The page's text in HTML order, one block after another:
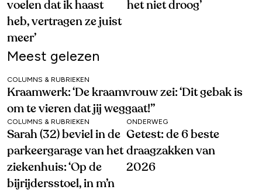
voelen dat ik haast
heb, vertragen ze juist
meer’
het niet droog’
Meest gelezen
COLUMNS & RUBRIEKEN
Kraamwerk: ‘De kraamvrouw zei: ‘Dit gebak is
om te vieren dat jij weggaat!’’
COLUMNS & RUBRIEKEN
Sarah (32) beviel in de
parkeergarage van het
ziekenhuis: ‘Op de
bijrijdersstoel, in m’n
ONDERWEG
Getest: de 6 beste
draagzakken van
2026